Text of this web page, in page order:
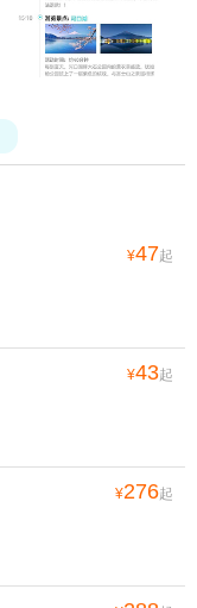
¥47起
¥43起
¥276起